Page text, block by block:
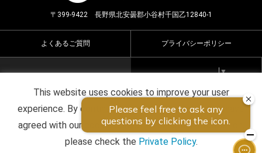
〒399-9422 長野県北安曇郡小谷村千国乙12840-1
よくあるご質問 プライバシーポリシー
Select Language ▼
Copyright ©2026 HOTEL HAKUBA BERGHAUS all rights
reserved.
This website uses cookies to improve your user
experience. By continuing to use this website, you have
agreed with our cookie consent. For futher information,
please check the Private Policy.